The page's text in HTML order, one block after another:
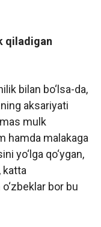
qiladigan
bilan bo‘lsa-da,
aksariyati
mulk
hamda malakaga
yo‘lga qo‘ygan,
katta
bor bu